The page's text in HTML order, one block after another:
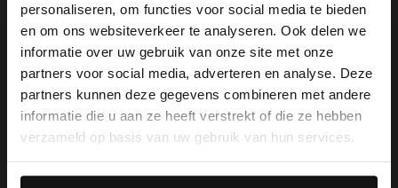
personaliseren, om functies voor social media te bieden
en om ons websiteverkeer te analyseren. Ook delen we
informatie over uw gebruik van onze site met onze
partners voor social media, adverteren en analyse. Deze
partners kunnen deze gegevens combineren met andere
informatie die u aan ze heeft verstrekt of die ze hebben
verzameld op basis van uw gebruik van hun services.
De My Manfield
voordelen wachten
op je.
×
View this website in English?
It looks like your language isn't Dutch. Would
you like to switch to English?
English